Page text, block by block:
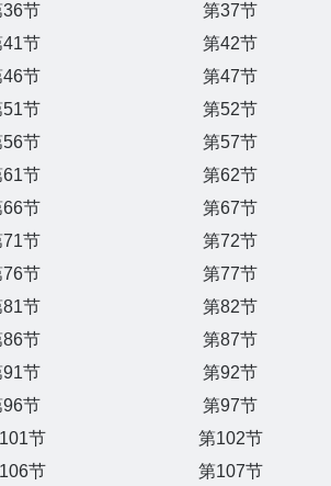
36节
第37节
41节
第42节
46节
第47节
51节
第52节
56节
第57节
61节
第62节
66节
第67节
71节
第72节
76节
第77节
81节
第82节
86节
第87节
91节
第92节
96节
第97节
节
第102节
节
第107节